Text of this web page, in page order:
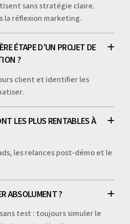
sans stratégie claire.
la réflexion marketing.
ÉTAPE D’UN PROJET DE
?
client et identifier les
LES PLUS RENTABLES À
les relances post-démo et le
ABSOLUMENT ?
test : toujours simuler le